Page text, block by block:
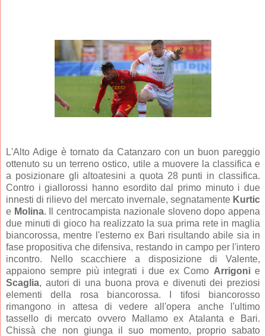
L'Alto Adige è tornato da Catanzaro con un buon pareggio
ottenuto su un terreno ostico, utile a muovere la classifica e
a posizionare gli altoatesini a quota 28 punti in classifica.
Contro i giallorossi hanno esordito dal primo minuto i due
innesti di rilievo del mercato invernale, segnatamente Kurtic
e Molina. Il centrocampista nazionale sloveno dopo appena
due minuti di gioco ha realizzato la sua prima rete in maglia
biancorossa, mentre l'esterno ex Bari risultando abile sia in
fase propositiva che difensiva, restando in campo per l'intero
incontro. Nello scacchiere a disposizione di Valente,
appaiono sempre più integrati i due ex Como Arrigonie
Scaglia, autori di una buona prova e divenuti dei preziosi
elementi della rosa biancorossa. I tifosi biancorosso
rimangono in attesa di vedere all'opera anche l'ultimo
tassello di mercato ovvero Mallamo ex Atalanta e Bari.
Chissà che non giunga il suo momento, proprio sabato